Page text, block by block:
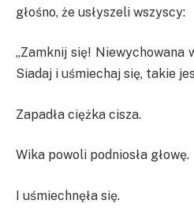
głośno, że usłyszeli wszyscy:
„Zamknij się! Niewychowana
Siadaj i uśmiechaj się, takie
Zapadła ciężka cisza.
Wika powoli podniosła głowę.
I uśmiechnęła się.